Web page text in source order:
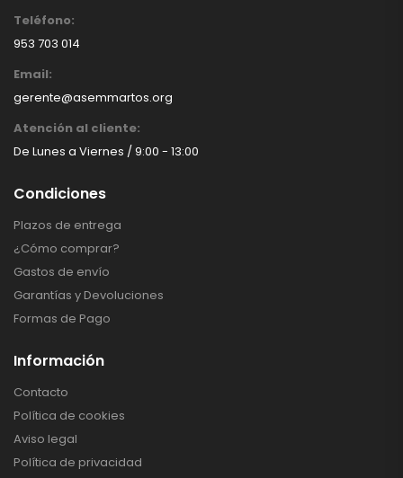
Teléfono:
953 703 014
Email:
gerente@asemmartos.org
Atención al cliente:
De Lunes a Viernes / 9:00 - 13:00
Condiciones
Plazos de entrega
¿Cómo comprar?
Gastos de envío
Garantías y Devoluciones
Formas de Pago
Información
Contacto
Política de cookies
Aviso legal
Política de privacidad